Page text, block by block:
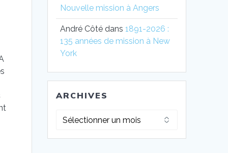
Nouvelle mission à Angers
André Côté dans1891-2026 :
135 années de mission à New
York
ARCHIVES
Archives